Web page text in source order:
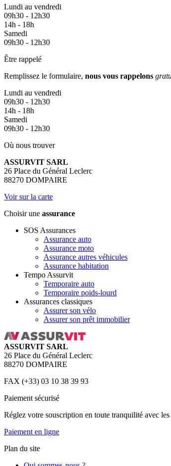
Lundi au vendredi
09h30 - 12h30
14h - 18h
Samedi
09h30 - 12h30
Être rappelé
Remplissez le formulaire, nous vous rappelons
Lundi au vendredi
09h30 - 12h30
14h - 18h
Samedi
09h30 - 12h30
Où nous trouver
ASSURVIT SARL
26 Place du Général Leclerc
88270 DOMPAIRE
Voir sur la carte
Choisir une assurance
SOS Assurances
Assurance auto
Assurance moto
Assurance autres véhicules
Assurance habitation
Tempo Assurvit
Temporaire auto
Temporaire poids-lourd
Assurances classiques
Assurer son vélo
Assurer son prêt immobilier
ASSURVIT SARL
26 Place du Général Leclerc
88270 DOMPAIRE
FAX (+33) 03 10 38 39 93
Paiement sécurisé
Réglez votre souscription en toute tranquilité avec
Paiement en ligne
Plan du site